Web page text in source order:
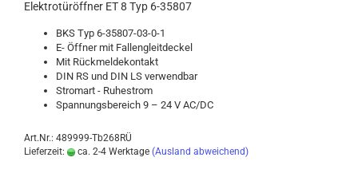
Elek­tro­tür­öff­ner ET 8 Typ 6-​35807
BKS Typ 6-​35807-03-0-1
E- Öff­ner mit Fal­len­gleit­de­ckel
Mit Rück­mel­de­kon­takt
DIN RS und DIN LS ver­wend­bar
Strom­art - Ru­he­strom
Span­nungs­be­reich 9 – 24 V AC/DC
Art.Nr.: 489999-Tb268RÜ
Lieferzeit:
ca. 2-4 Werktage (Ausland abweichend)